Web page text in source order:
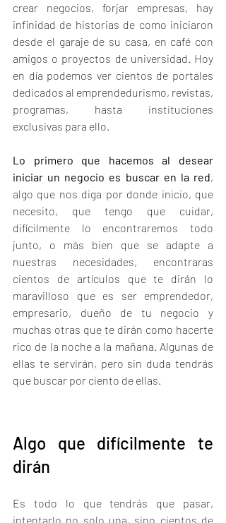
crear negocios, forjar empresas, hay
infinidad de historias de como iniciaron
desde el garaje de su casa, en café con
amigos o proyectos de universidad. Hoy
en día podemos ver cientos de portales
dedicados al emprendedurismo, revistas,
programas, hasta instituciones
exclusivas para ello.
Lo primero que hacemos al desear
iniciar un negocio es buscar en la red,
algo que nos diga por donde inicio, que
necesito, que tengo que cuidar,
difícilmente lo encontraremos todo
junto, o más bien que se adapte a
nuestras necesidades, encontraras
cientos de artículos que te dirán lo
maravilloso que es ser emprendedor,
empresario, dueño de tu negocio y
muchas otras que te dirán como hacerte
rico de la noche a la mañana. Algunas de
ellas te servirán, pero sin duda tendrás
que buscar por ciento de ellas.
Algo que difícilmente te
dirán
Es todo lo que tendrás que pasar,
intentarlo no solo una, sino cientos de